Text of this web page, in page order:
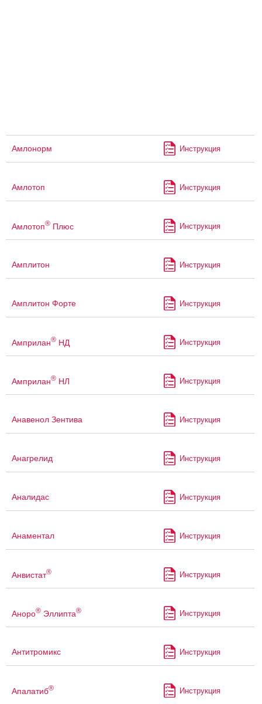
Амлонорм Инструкция
Амлотоп Инструкция
Амлотоп® Плюс Инструкция
Амплитон Инструкция
Амплитон Форте Инструкция
Амприлан® НД Инструкция
Амприлан® НЛ Инструкция
Анавенол Зентива Инструкция
Анагрелид Инструкция
Аналидас Инструкция
Анаментал Инструкция
Анвистат® Инструкция
Аноро® Эллипта® Инструкция
Антитромикс Инструкция
Апалатиб® Инструкция